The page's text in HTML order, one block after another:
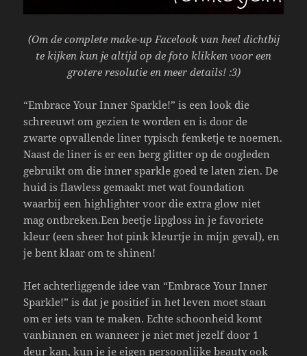
(Om de complete make-up Facelook van heel dichtbij
te kijken kun je altijd op de foto klikken voor een
grotere resolutie en meer details! :3)
“Embrace Your Inner Sparkle!” is een look die
schreeuwt om gezien te worden en is door de
zwarte opvallende liner typisch femketje te noemen.
Naast de liner is er een berg glitter op de oogleden
gebruikt om die inner sparkle goed te laten zien. De
huid is flawless gemaakt met wat foundation
waarbij een highlighter voor die extra glow niet
mag ontbreken.Een beetje lipgloss in je favoriete
kleur (een sheer hot pink kleurtje in mijn geval), en
je bent klaar om te shinen!
Het achterliggende idee van “Embrace Your Inner
Sparkle!” is dat je positief in het leven moet staan
om er iets van te maken. Echte schoonheid komt
vanbinnen en wanneer je niet met jezelf door 1
deur kan, kun je je eigen persoonlijke beauty ook